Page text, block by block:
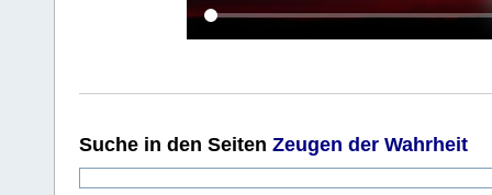
Suche in den Seiten Zeugen der Wahrheit